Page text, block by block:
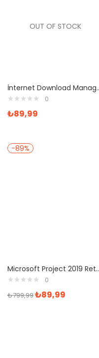
OUT OF STOCK
İnternet
0
₺89,99
-89%
Microsoft Project
0
₺799,99₺89,99